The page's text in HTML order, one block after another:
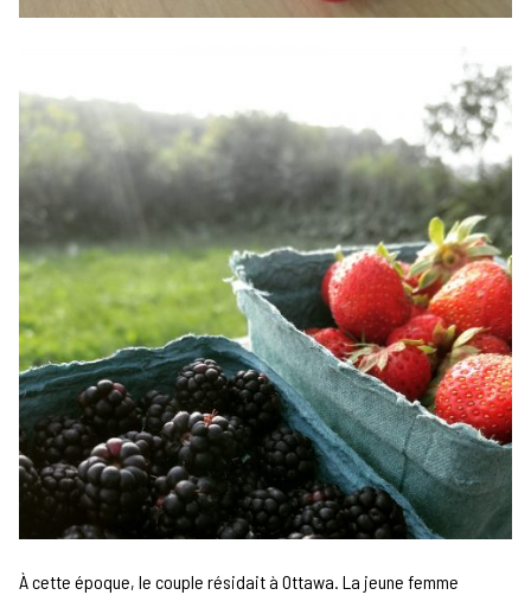
À cette époque, le couple résidait à Ottawa. La jeune femme